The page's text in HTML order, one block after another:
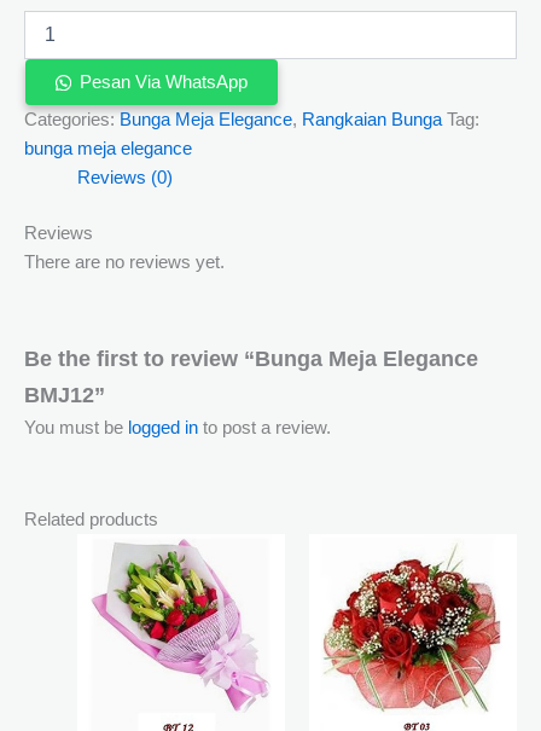
Pesan Via WhatsApp
Categories: Bunga Meja Elegance, Rangkaian Bunga Tag:
bunga meja elegance
Reviews (0)
Reviews
There are no reviews yet.
Be the first to review “Bunga Meja Elegance
BMJ12”
You must be logged in to post a review.
Related products